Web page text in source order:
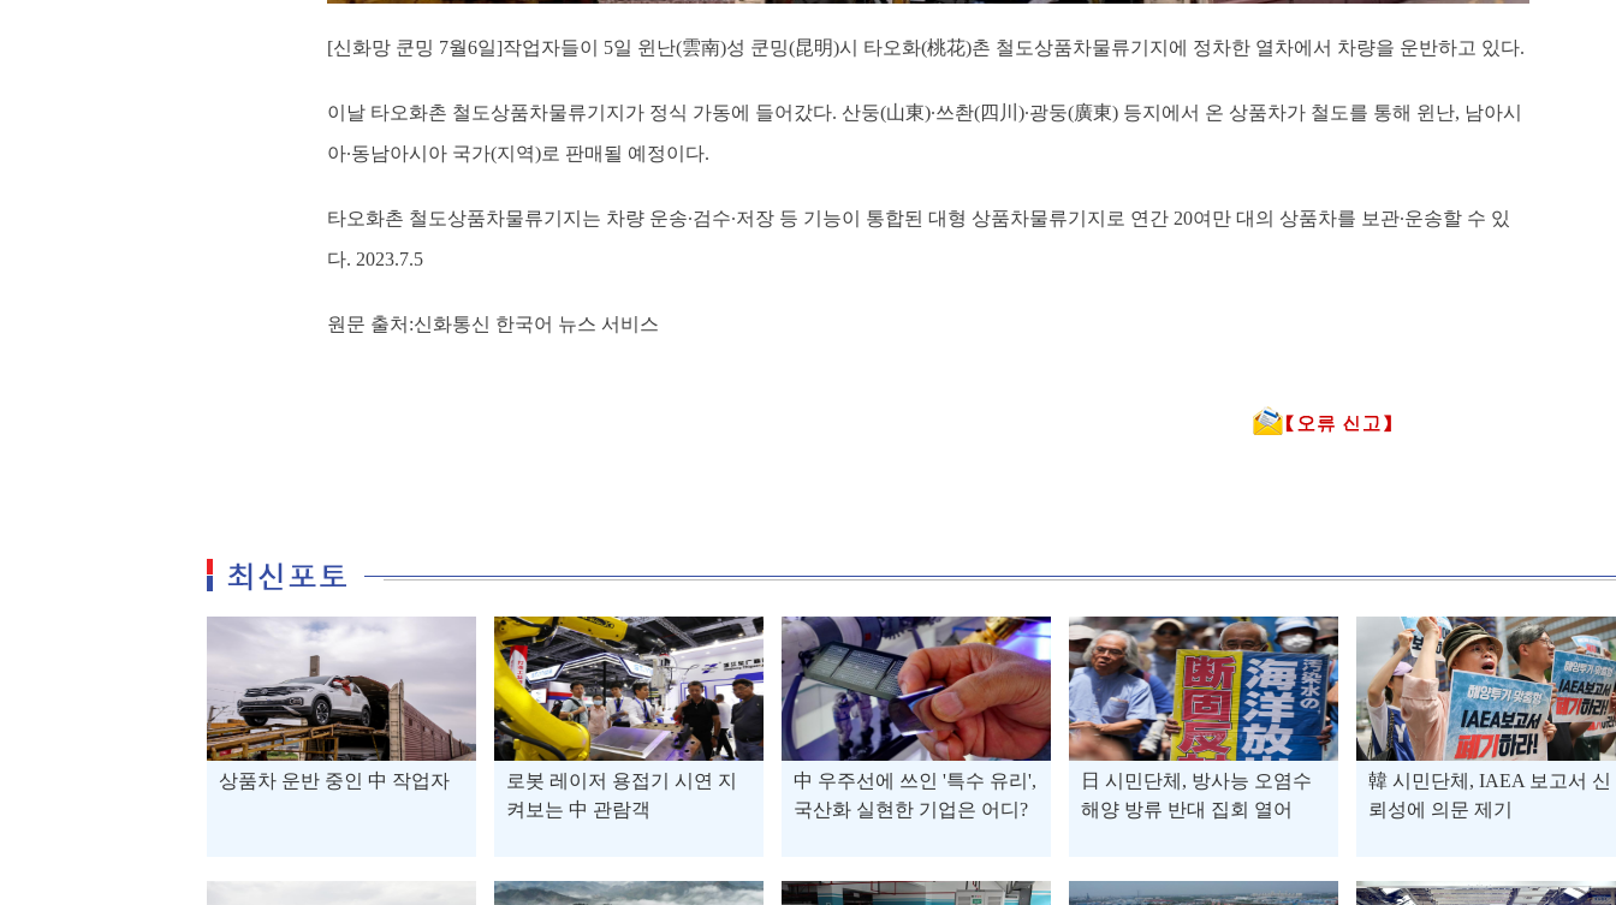
[신화망 쿤밍 7월6일]작업자들이 5일 윈난(雲南)성 쿤밍(昆明)시 타오화(桃花)촌 철도상품차물류기지에 정차한 열차에서 차량을 운반하고 있다.
이날 타오화촌 철도상품차물류기지가 정식 가동에 들어갔다. 산둥(山東)∙쓰촨(四川)∙광둥(廣東) 등지에서 온 상품차가 철도를 통해 윈난, 남아시
아∙동남아시아 국가(지역)로 판매될 예정이다.
타오화촌 철도상품차물류기지는 차량 운송∙검수∙저장 등 기능이 통합된 대형 상품차물류기지로 연간 20여만 대의 상품차를 보관∙운송할 수 있
다. 2023.7.5
원문 출처:신화통신 한국어 뉴스 서비스
상품차 운반 중인 中 작업자
로봇 레이저 용접기 시연 지
켜보는 中 관람객
中 우주선에 쓰인 '특수 유리',
국산화 실현한 기업은 어디?
日 시민단체, 방사능 오염수
해양 방류 반대 집회 열어
韓 시민단체, IAEA 보고서 신
뢰성에 의문 제기